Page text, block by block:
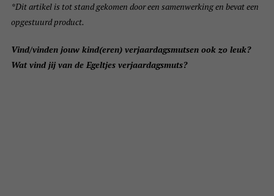
*Dit artikel is tot stand gekomen door een samenwerking en bevat een
opgestuurd product.
Vind/vinden jouw kind(eren) verjaardagsmutsen ook zo leuk?
Wat vind jij van de Egeltjes verjaardagsmuts?